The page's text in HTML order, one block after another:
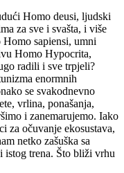
Homo deusi, ljudski
za sve i svašta, i više
sapiensi, umni
Homo Hypocrita,
radili i sve trpjeli?
enormnih
se svakodnevno
vrlina, ponašanja,
i zanemarujemo. Iako
za očuvanje ekosustava,
netko zašuška sa
istog trena. Što bliži vrhu